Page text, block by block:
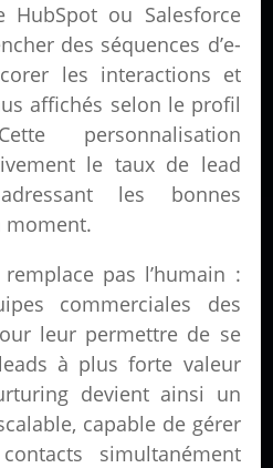
HubSpot ou Salesforce
des séquences d’e-
les interactions et
affichés selon le profil
personnalisation
le taux de lead
les bonnes
moment.
pas l’humain :
commerciales des
leur permettre de se
à plus forte valeur
devient ainsi un
capable de gérer
simultanément